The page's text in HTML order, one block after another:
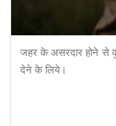
जहर के असरदार होने से कुछ
देने के लिये।